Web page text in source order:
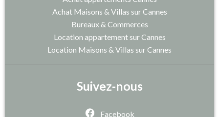
Achat Maisons & Villas sur Cannes
Bureaux & Commerces
Location appartement sur Cannes
Location Maisons & Villas sur Cannes
Suivez-nous
Facebook